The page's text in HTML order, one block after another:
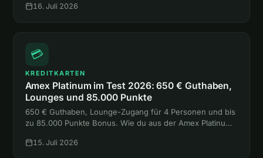
Platinum und Payback Amex.
16. Juli 2026
💳
KREDITKARTEN
Amex Platinum im Test 2026: 650 € Guthaben,
Lounges und 85.000 Punkte
650 € Guthaben, Lounge-Zugang für 4 Personen und bis
zu 85.000 Punkte Bonus. Wie du aus der Amex Platinum
15. Juli 2026